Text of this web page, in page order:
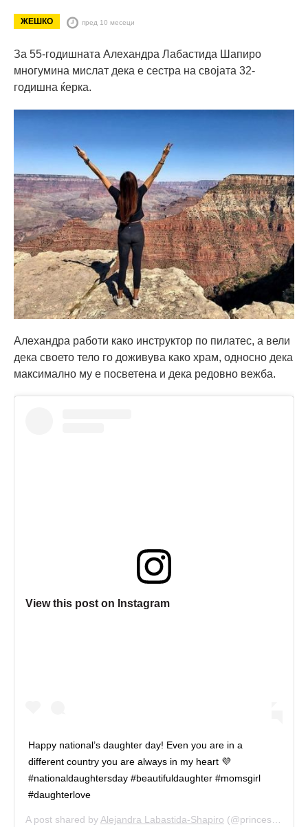
ЖЕШКО пред 10 месеци
За 55-годишната Алехандра Лабастида Шапиро
многумина мислат дека е сестра на својата 32-
годишна ќерка.
Алехандра работи како инструктор по пилатес, а вели
дека своето тело го доживува како храм, односно дека
максимално му е посветена и дека редовно вежба.
View this post on Instagram
Happy national’s daughter day! Even you are in a
different country you are always in my heart 💜
#nationaldaughtersday #beautifuldaughter #momsgirl
#daughterlove
A post shared by Alejandra Labastida-Shapiro (@princessa6481) on